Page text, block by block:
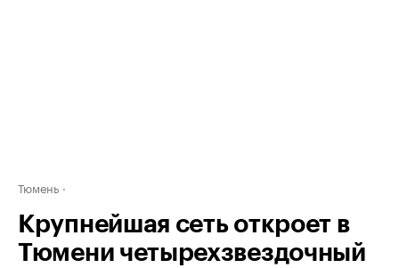
Тюмень
Крупнейшая сеть откроет в
Тюмени четырехзвездочный